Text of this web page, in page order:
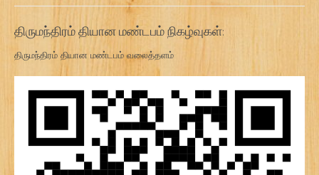
திருமந்திரம் தியான மண்டபம் நிகழ்வுகள்:
திருமந்திரம் தியான மண்டபம் வலைத்தளம்